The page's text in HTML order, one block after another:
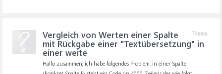
Thema
Vergleich von Werten einer Spalte
mit Rückgabe einer "Textübersetzung" in
einer weite
Hallo zusammen, ich habe folgendes Problem: in einer Spalte